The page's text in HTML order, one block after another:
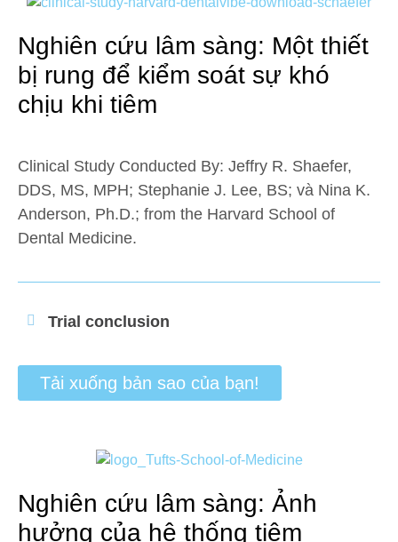
Nghiên cứu lâm sàng: Một thiết
bị rung để kiểm soát sự khó
chịu khi tiêm
Clinical Study Conducted By: Jeffry R. Shaefer,
DDS, MS, MPH; Stephanie J. Lee, BS; và Nina K.
Anderson, Ph.D.; from the Harvard School of
Dental Medicine.
Trial conclusion
Tải xuống bản sao của bạn!
Nghiên cứu lâm sàng: Ảnh
hưởng của hệ thống tiêm